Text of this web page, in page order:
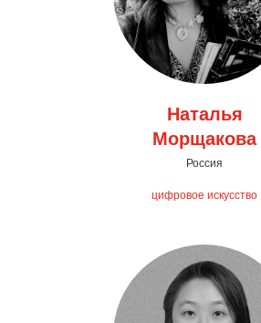
Наталья
Морщакова
Россия
цифровое искусство